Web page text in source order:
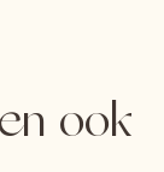
ook